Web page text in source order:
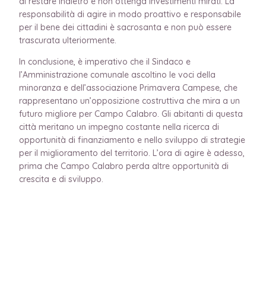
responsabilità di agire in modo proattivo e responsabile
per il bene dei cittadini è sacrosanta e non può essere
trascurata ulteriormente.
In conclusione, è imperativo che il Sindaco e
l’Amministrazione comunale ascoltino le voci della
minoranza e dell’associazione Primavera Campese, che
rappresentano un’opposizione costruttiva che mira a un
futuro migliore per Campo Calabro. Gli abitanti di questa
città meritano un impegno costante nella ricerca di
opportunità di finanziamento e nello sviluppo di strategie
per il miglioramento del territorio. L’ora di agire è adesso,
prima che Campo Calabro perda altre opportunità di
crescita e di sviluppo.